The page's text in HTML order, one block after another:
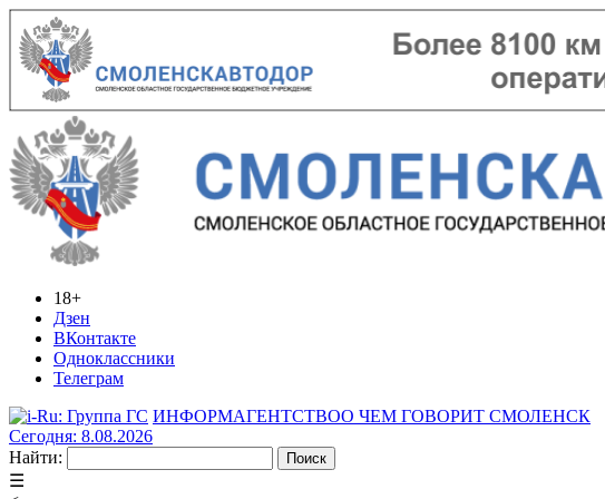
18+
Дзен
ВКонтакте
Одноклассники
Телеграм
ИНФОРМАГЕНТСТВОО ЧЕМ ГОВОРИТ СМОЛЕНСК
Сегодня: 8.08.2026
Найти:
☰